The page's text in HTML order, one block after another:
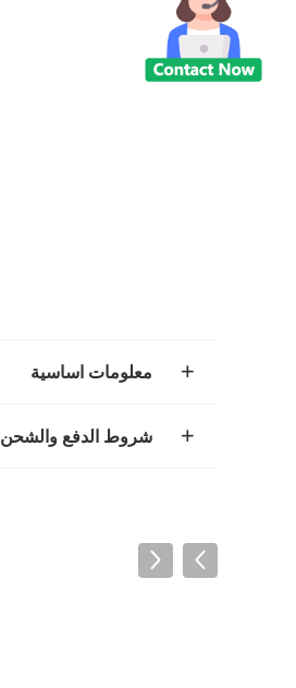
معلومات اساسية
شروط الدفع والشحن